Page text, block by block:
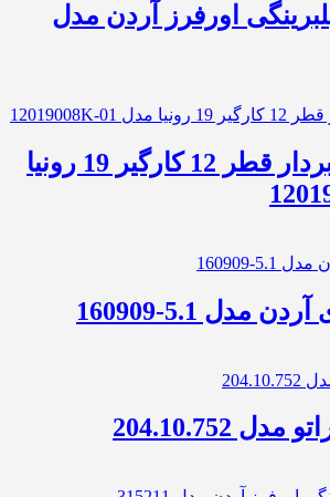
اورفرز آردن مدل
تیغ شیارزن کفبردار قطر 12 کارگیر 19 رونیا
5.1-160909
204.10.752